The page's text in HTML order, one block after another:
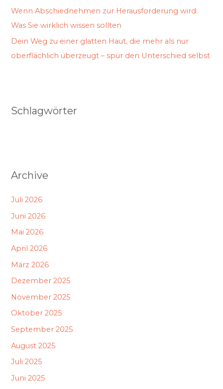
Wenn Abschiednehmen zur Herausforderung wird:
Was Sie wirklich wissen sollten
Dein Weg zu einer glatten Haut, die mehr als nur
oberflächlich überzeugt – spür den Unterschied selbst
Schlagwörter
Archive
Juli 2026
Juni 2026
Mai 2026
April 2026
März 2026
Dezember 2025
November 2025
Oktober 2025
September 2025
August 2025
Juli 2025
Juni 2025